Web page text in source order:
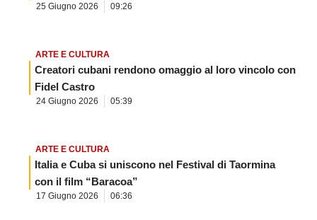
25 Giugno 2026 09:26
ARTE E CULTURA
Creatori cubani rendono omaggio al loro vincolo con
Fidel Castro
24 Giugno 2026 05:39
ARTE E CULTURA
Italia e Cuba si uniscono nel Festival di Taormina
con il film “Baracoa”
17 Giugno 2026 06:36